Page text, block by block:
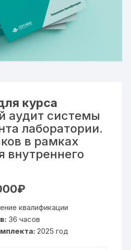
курса
аудит системы
лаборатории.
в рамках
внутреннего
₽Диапазон
500₽
–
11
000₽
квалификации
36 часов
2025 год